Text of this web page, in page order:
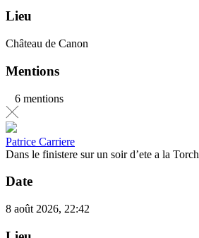
Lieu
Château de Canon
Mentions
6 mentions
Patrice Carriere
Dans le finistere sur un soir d’ete a la Torch
Date
8 août 2026, 22:42